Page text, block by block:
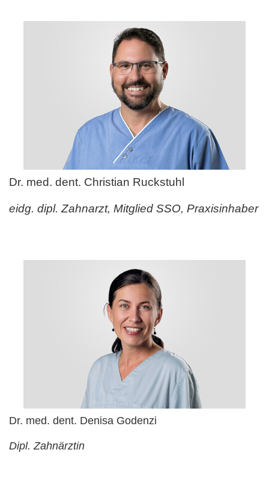
Dr. med. dent. Christian Ruckstuhl
eidg. dipl. Zahnarzt, Mitglied SSO, Praxisinhaber
Dr. med. dent. Denisa Godenzi
Dipl. Zahnärztin